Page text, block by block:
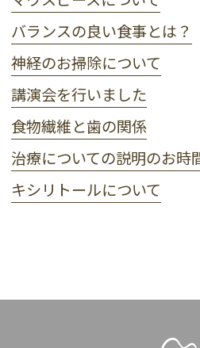
バランスの良い食事とは？
神経のお掃除について
講演会を行いました
食物繊維と歯の関係
治療についての説明のお時
キシリトールについて